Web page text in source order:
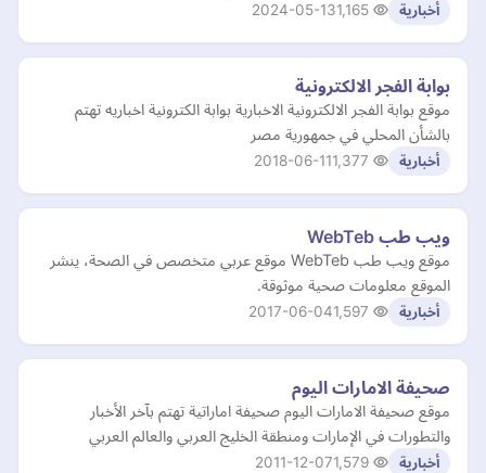
أخبارية 2024-05-13
بوابة الفجر الالكترونية
موقع بوابة الفجر الالكترونية الاخبارية بوابة الكترونية اخباريه تهتم
بالشأن المحلي في جمهورية مصر
أخبارية 2018-06-11
ويب طب WebTeb
موقع ويب طب WebTeb موقع عربي متخصص في الصحة، ينشر
الموقع معلومات صحية موثوقة.
أخبارية 2017-06-04
صحيفة الامارات اليوم
موقع صحيفة الامارات اليوم صحيفة اماراتية تهتم بآخر الأخبار
والتطورات في الإمارات ومنطقة الخليج العربي والعالم العربي
أخبارية 2011-12-07